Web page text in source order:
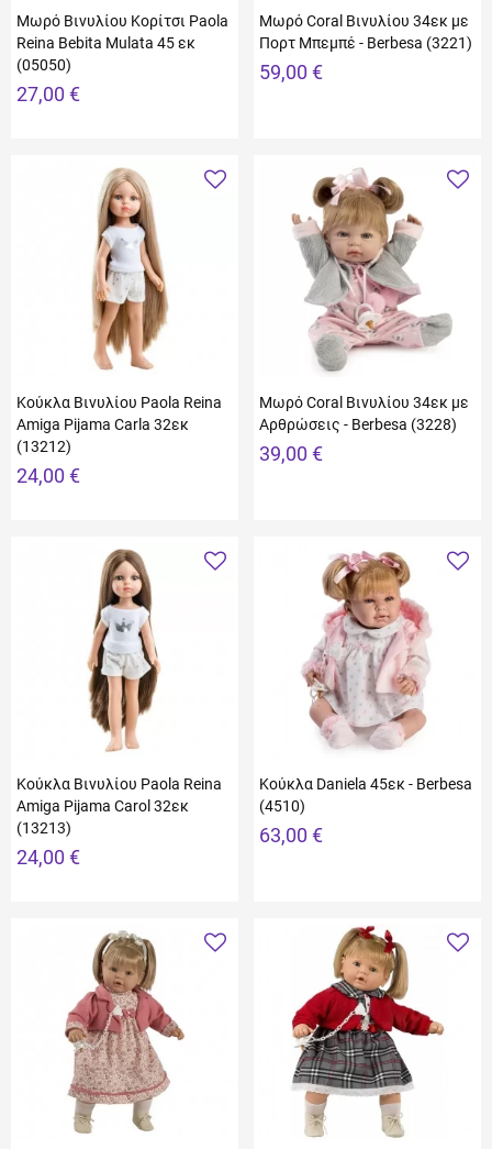
Μωρό Βινυλίου Κορίτσι Paola
Reina Bebita Mulata 45 εκ
(05050)
27,00 €
Μωρό Coral Βινυλίου 34εκ με
Πορτ Μπεμπέ - Berbesa (3221)
59,00 €
Κούκλα Βινυλίου Paola Reina
Amiga Pijama Carla 32εκ
(13212)
24,00 €
Μωρό Coral Βινυλίου 34εκ με
Αρθρώσεις - Berbesa (3228)
39,00 €
Κούκλα Βινυλίου Paola Reina
Amiga Pijama Carol 32εκ
(13213)
24,00 €
Κούκλα Daniela 45εκ - Berbesa
(4510)
63,00 €